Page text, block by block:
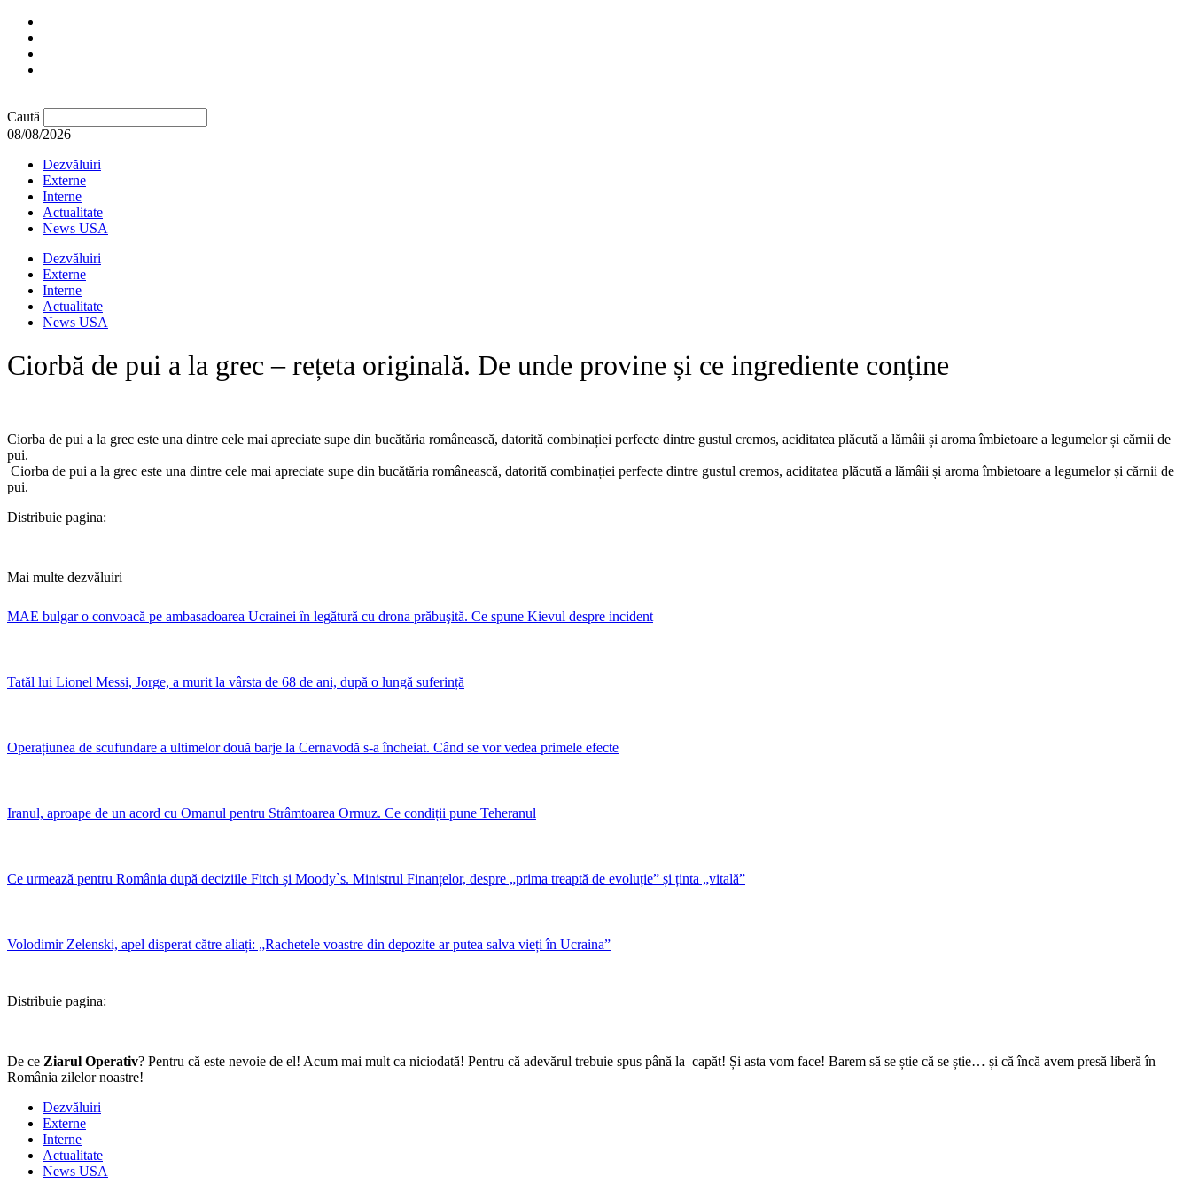
Caută
08/08/2026
Dezvăluiri
Externe
Interne
Actualitate
News USA
Dezvăluiri
Externe
Interne
Actualitate
News USA
Ciorbă de pui a la grec – rețeta originală. De unde provine și ce ingrediente conține
Ciorba de pui a la grec este una dintre cele mai apreciate supe din bucătăria românească, datorită combinației perfecte dintre gustul cremos, aciditatea plăcută a lămâii și aroma îmbietoare a legumelor și cărnii de
pui.
​Ciorba de pui a la grec este una dintre cele mai apreciate supe din bucătăria românească, datorită combinației perfecte dintre gustul cremos, aciditatea plăcută a lămâii și aroma îmbietoare a legumelor și cărnii de
pui.
Distribuie pagina:
Mai multe dezvăluiri
MAE bulgar o convoacă pe ambasadoarea Ucrainei în legătură cu drona prăbuşită. Ce spune Kievul despre incident
Tatăl lui Lionel Messi, Jorge, a murit la vârsta de 68 de ani, după o lungă suferință
Operațiunea de scufundare a ultimelor două barje la Cernavodă s-a încheiat. Când se vor vedea primele efecte
Iranul, aproape de un acord cu Omanul pentru Strâmtoarea Ormuz. Ce condiții pune Teheranul
Ce urmează pentru România după deciziile Fitch și Moody`s. Ministrul Finanțelor, despre „prima treaptă de evoluție” și ținta „vitală”
Volodimir Zelenski, apel disperat către aliați: „Rachetele voastre din depozite ar putea salva vieți în Ucraina”
Distribuie pagina:
De ce Ziarul Operativ? Pentru că este nevoie de el! Acum mai mult ca niciodată! Pentru că adevărul trebuie spus până la capăt! Și asta vom face! Barem să se știe că se știe… și că încă avem presă liberă în
România zilelor noastre!
Dezvăluiri
Externe
Interne
Actualitate
News USA